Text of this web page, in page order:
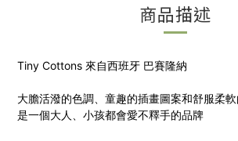
商品描述
Tiny Cottons 來自西班牙 巴賽隆納
大膽活潑的色調、童趣的插畫圖案和舒服柔軟
是一個大人、小孩都會愛不釋手的品牌